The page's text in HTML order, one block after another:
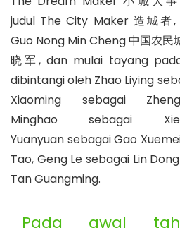
judul The City Maker 造城者
Guo Nong Min Cheng 中国农民
晓军, dan mulai tayang
dibintangi oleh Zhao Liying
Xiaoming sebagai
Minghao sebagai
Yuanyuan sebagai Gao
Tao, Geng Le sebagai Lin
Tan Guangming.
Pada awal